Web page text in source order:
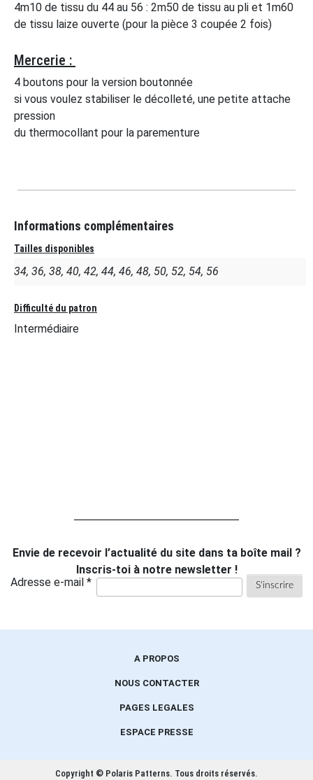
4m10 de tissu du 44 au 56 : 2m50 de tissu au pli et 1m60
de tissu laize ouverte (pour la pièce 3 coupée 2 fois)
Mercerie :
4 boutons pour la version boutonnée
si vous voulez stabiliser le décolleté, une petite attache
pression
du thermocollant pour la parementure
Informations complémentaires
Tailles disponibles
34, 36, 38, 40, 42, 44, 46, 48, 50, 52, 54, 56
Difficulté du patron
Intermédiaire
Envie de recevoir l’actualité du site dans ta boîte mail ?
Inscris-toi à notre newsletter !
Adresse e-mail *
A PROPOS
NOUS CONTACTER
PAGES LEGALES
ESPACE PRESSE
Copyright © Polaris Patterns. Tous droits réservés.